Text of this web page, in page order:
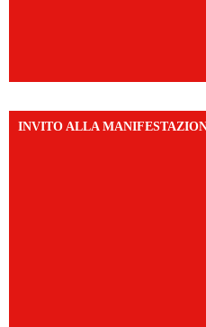
INVITO ALLA